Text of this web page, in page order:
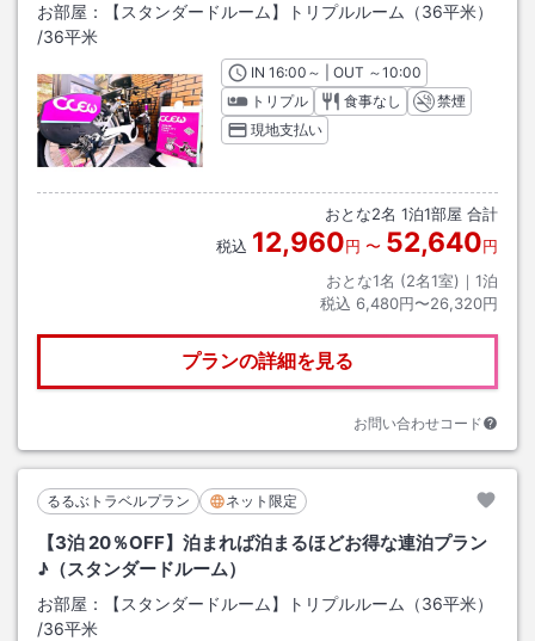
お部屋：
【スタンダードルーム】トリプルルーム（36平米）
/36平米
INチェックイン
16:00 ～ | OUT チェックアウト
～10:00
トリプル
食事なし
禁煙
現地支払い
おとな2名 1泊1部屋 合計
税込 12,960円 〜 52,640円
おとな1名 (2名1室)｜ 1泊
税込 6,480円〜26,320円
プランの詳細を見る
お問い合わせコード
るるぶトラベルプラン ネット限定
【3泊 20％OFF】泊まれば泊まるほどお得な連泊プラン
♪（スタンダードルーム）
お部屋：
【スタンダードルーム】トリプルルーム（36平米）
/36平米